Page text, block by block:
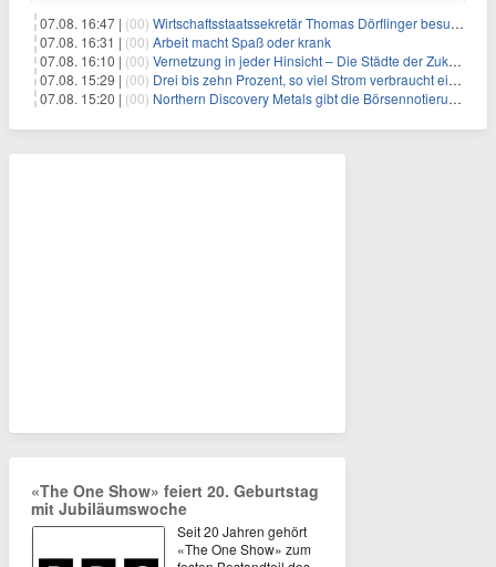
07.08. 16:47 | (00) Wirtschaftsstaatssekretär Thomas Dörflinger besucht Handwerksbetrieb im Kammerbezirk Freiburg
07.08. 16:31 | (00) Arbeit macht Spaß oder krank
07.08. 16:10 | (00) Vernetzung in jeder Hinsicht – Die Städte der Zukunft sind grün-blau
07.08. 15:29 | (00) Drei bis zehn Prozent, so viel Strom verbraucht ein Aufzug im Gebäude
07.08. 15:20 | (00) Northern Discovery Metals gibt die Börsennotierung an der Frankfurter Wertpapierbörse bekannt
«The One Show» feiert 20. Geburtstag
mit Jubiläumswoche
Seit 20 Jahren gehört
«The One Show» zum